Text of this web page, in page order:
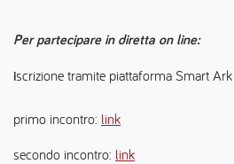
Per partecipare in diretta on line:
iscrizione tramite piattaforma Smart
primo incontro: link
secondo incontro: link